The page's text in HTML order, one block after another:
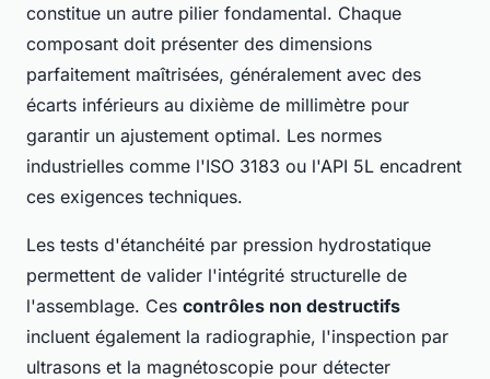
constitue un autre pilier fondamental. Chaque
composant doit présenter des dimensions
parfaitement maîtrisées, généralement avec des
écarts inférieurs au dixième de millimètre pour
garantir un ajustement optimal. Les normes
industrielles comme l'ISO 3183 ou l'API 5L encadrent
ces exigences techniques.
Les tests d'étanchéité par pression hydrostatique
permettent de valider l'intégrité structurelle de
l'assemblage. Ces contrôles non destructifs
incluent également la radiographie, l'inspection par
ultrasons et la magnétoscopie pour détecter